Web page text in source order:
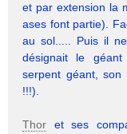
et par extension la
ases font partie).
au sol..... Puis il
désignait le
serpent géant,
!!!).
Thor et ses